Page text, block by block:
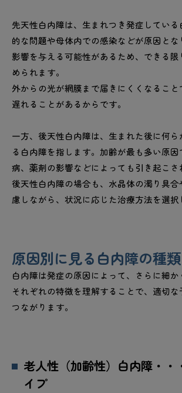
先天性白内障は、生まれつき発症してい
的な問題や母体内での感染などが原因とな
影響を与える可能性があるため、できる
められます。
外からの光が網膜まで届きにくくなるこ
遅れることがあるからです。
一方、後天性白内障は、生まれた後に何
る白内障を指します。加齢が最も多い原
病、薬剤の影響などによっても引き起こさ
後天性白内障の場合も、水晶体の濁り具
慮しながら、状況に応じた治療方法を選択
原因別に見る白内障の種類
白内障は発症の原因によって、さらに細か
それぞれの特徴を理解することで、適切な
つながります。
老人性（加齢性）白内障・・
イプ